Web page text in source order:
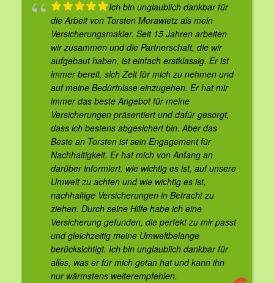
Ich bin unglaublich dankbar für
die Arbeit von Torsten Morawietz als mein
Versicherungsmakler. Seit 15 Jahren arbeiten
wir zusammen und die Partnerschaft, die wir
aufgebaut haben, ist einfach erstklassig. Er ist
immer bereit, sich Zeit für mich zu nehmen und
auf meine Bedürfnisse einzugehen. Er hat mir
immer das beste Angebot für meine
Versicherungen präsentiert und dafür gesorgt,
dass ich bestens abgesichert bin. Aber das
Beste an Torsten ist sein Engagement für
Nachhaltigkeit. Er hat mich von Anfang an
darüber informiert, wie wichtig es ist, auf unsere
Umwelt zu achten und wie wichtig es ist,
nachhaltige Versicherungen in Betracht zu
ziehen. Durch seine Hilfe habe ich eine
Versicherung gefunden, die perfekt zu mir passt
und gleichzeitig meine Umweltbelange
berücksichtigt. Ich bin unglaublich dankbar für
alles, was er für mich getan hat und kann ihn
nur wärmstens weiterempfehlen.